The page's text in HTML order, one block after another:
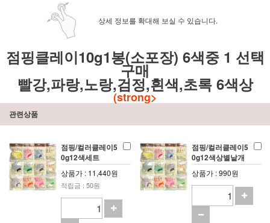
상세 정보를 확대해 보실 수 있습니다.
점핑클레이10g1봉(소포장) 6색중 1 선택
구매
빨강,파랑,노랑,검정,흰색,초록 6색상
(strong>
관련상품
점핑/컬러클레이5
0g12색세트
상품가 : 11,440원
적립금 : 50원
점핑/컬러클레이5
0g12색상별낱개
상품가 : 990원